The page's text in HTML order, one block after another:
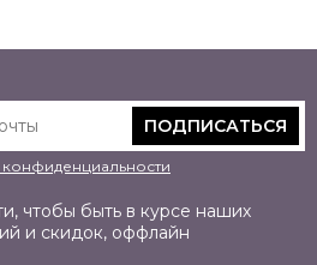
ПОДПИСАТЬСЯ
чтобы быть в курсе наших
и скидок, оффлайн